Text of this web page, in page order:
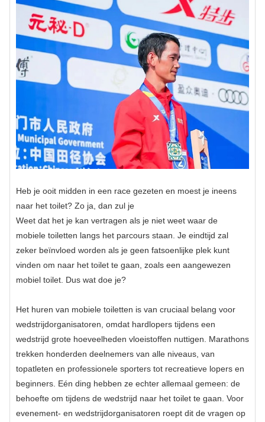
Heb je ooit midden in een race gezeten en moest je ineens
naar het toilet? Zo ja, dan zul je
Weet dat het je kan vertragen als je niet weet waar de
mobiele toiletten langs het parcours staan. Je eindtijd zal
zeker beïnvloed worden als je geen fatsoenlijke plek kunt
vinden om naar het toilet te gaan, zoals een aangewezen
mobiel toilet. Dus wat doe je?
Het huren van mobiele toiletten is van cruciaal belang voor
wedstrijdorganisatoren, omdat hardlopers tijdens een
wedstrijd grote hoeveelheden vloeistoffen nuttigen. Marathons
trekken honderden deelnemers van alle niveaus, van
topatleten en professionele sporters tot recreatieve lopers en
beginners. Eén ding hebben ze echter allemaal gemeen: de
behoefte om tijdens de wedstrijd naar het toilet te gaan. Voor
evenement- en wedstrijdorganisatoren roept dit de vragen op